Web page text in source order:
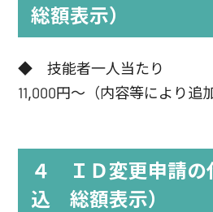
総額表示）
◆ 技能者一人当たり
11,000円～（内容等により追加
４ ＩＤ変更申請
込 総額表示）